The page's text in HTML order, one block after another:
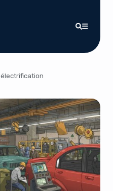
électrification